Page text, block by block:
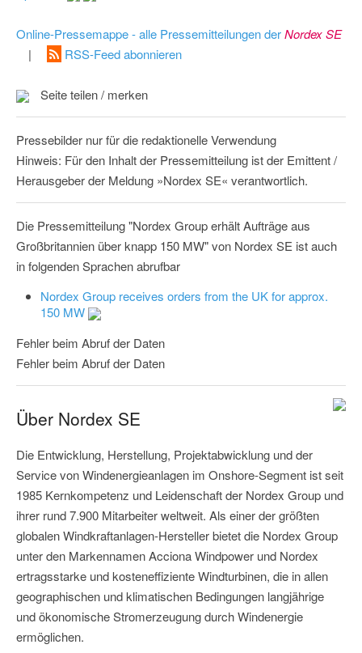
Online-Pressemappe - alle Pressemitteilungen derNordex SE
|
RSS-Feed abonnieren
Seite teilen / merken
Pressebilder nur für die redaktionelle Verwendung
Hinweis: Für den Inhalt der Pressemitteilung ist der Emittent /
Herausgeber der Meldung »Nordex SE« verantwortlich.
Die Pressemitteilung "Nordex Group erhält Aufträge aus
Großbritannien über knapp 150 MW" von Nordex SE ist auch
in folgenden Sprachen abrufbar
Nordex Group receives orders from the UK for approx.
150 MW
Fehler beim Abruf der Daten
Fehler beim Abruf der Daten
Über Nordex SE
Die Entwicklung, Herstellung, Projektabwicklung und der
Service von Windenergieanlagen im Onshore-Segment ist seit
1985 Kernkompetenz und Leidenschaft der Nordex Group und
ihrer rund 7.900 Mitarbeiter weltweit. Als einer der größten
globalen Windkraftanlagen-Hersteller bietet die Nordex Group
unter den Markennamen Acciona Windpower und Nordex
ertragsstarke und kosteneffiziente Windturbinen, die in allen
geographischen und klimatischen Bedingungen langjährige
und ökonomische Stromerzeugung durch Windenergie
ermöglichen.